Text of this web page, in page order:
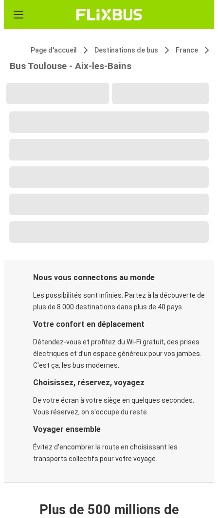
Page d'accueil Destinations de bus France
Bus Toulouse - Aix-les-Bains
Nous vous connectons au monde
Les possibilités sont infinies. Partez à la découverte de
plus de 8 000 destinations dans plus de 40 pays.
Votre confort en déplacement
Détendez-vous et profitez du Wi-Fi gratuit, des prises
électriques et d’un espace généreux pour vos jambes.
C'est ça, les bus modernes.
Choisissez, réservez, voyagez
De votre écran à votre siège en quelques secondes.
Vous réservez, on s'occupe du reste.
Voyager ensemble
Évitez d'encombrer la route en choisissant les
transports collectifs pour votre voyage.
Plus de 500 millions de